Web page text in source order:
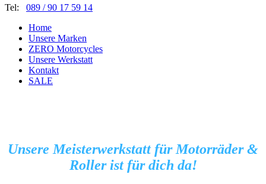
Tel: 089 / 90 17 59 14
Home
Unsere Marken
ZERO Motorcycles
Unsere Werkstatt
Kontakt
SALE
Unsere Meisterwerkstatt für Motorräder &
Roller ist für dich da!